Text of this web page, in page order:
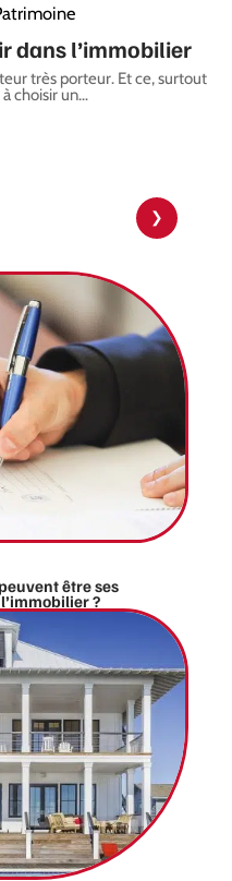
dans l’immobilier
très porteur. Et ce, surtout
choisir un…
être ses
?